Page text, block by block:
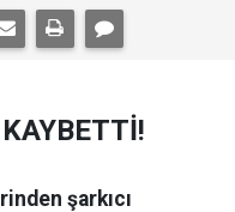
şarkıcı